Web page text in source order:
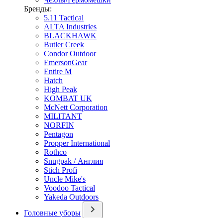
Бренды:
5.11 Tactical
ALTA Industries
BLACKHAWK
Butler Creek
Condor Outdoor
EmersonGear
Entire M
Hatch
High Peak
KOMBAT UK
McNett Corporation
MILITANT
NORFIN
Pentagon
Propper International
Rothco
Snugpak / Англия
Stich Profi
Uncle Mike's
Voodoo Tactical
Yakeda Outdoors
Головные уборы